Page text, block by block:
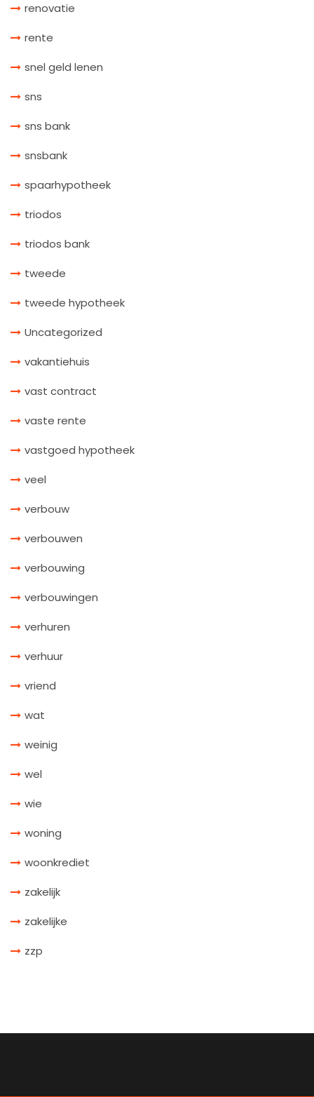
renovatie
rente
snel geld lenen
sns
sns bank
snsbank
spaarhypotheek
triodos
triodos bank
tweede
tweede hypotheek
Uncategorized
vakantiehuis
vast contract
vaste rente
vastgoed hypotheek
veel
verbouw
verbouwen
verbouwing
verbouwingen
verhuren
verhuur
vriend
wat
weinig
wel
wie
woning
woonkrediet
zakelijk
zakelijke
zzp